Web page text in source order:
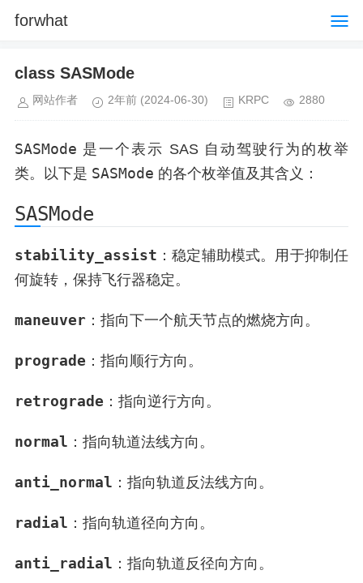
forwhat
class SASMode
网站作者 2年前 (2024-06-30) KRPC 2880
SASMode 是一个表示 SAS 自动驾驶行为的枚举
类。以下是 SASMode 的各个枚举值及其含义：
SASMode
stability_assist ：稳定辅助模式。用于抑制任
何旋转，保持飞行器稳定。
maneuver ：指向下一个航天节点的燃烧方向。
prograde ：指向顺行方向。
retrograde ：指向逆行方向。
normal ：指向轨道法线方向。
anti_normal ：指向轨道反法线方向。
radial ：指向轨道径向方向。
anti_radial ：指向轨道反径向方向。